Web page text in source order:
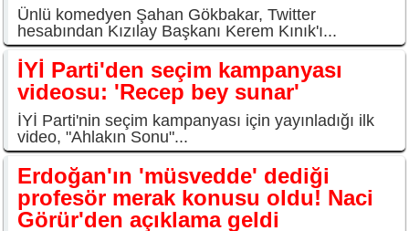
Ünlü komedyen Şahan Gökbakar, Twitter
hesabından Kızılay Başkanı Kerem Kınık'ı...
İYİ Parti'den seçim kampanyası
videosu: 'Recep bey sunar'
İYİ Parti'nin seçim kampanyası için yayınladığı ilk
video, "Ahlakın Sonu"...
Erdoğan'ın 'müsvedde' dediği
profesör merak konusu oldu! Naci
Görür'den açıklama geldi